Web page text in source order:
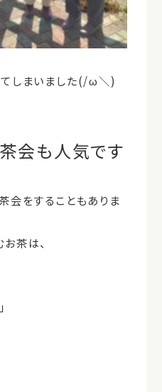
しまいました(/ω＼)
会も人気です
会をすることもありま
茶は、